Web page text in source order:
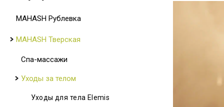
MAHASH Рублевка
MAHASH Тверская
Спа-массажи
Уходы за телом
Уходы для тела Elemis